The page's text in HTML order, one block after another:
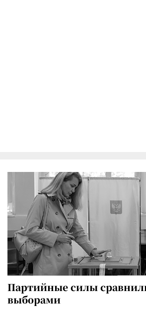
Партийные силы
выборами